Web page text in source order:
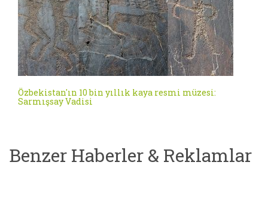
Özbekistan'ın 10 bin yıllık kaya resmi müzesi:
Sarmışsay Vadisi
Benzer Haberler & Reklamlar